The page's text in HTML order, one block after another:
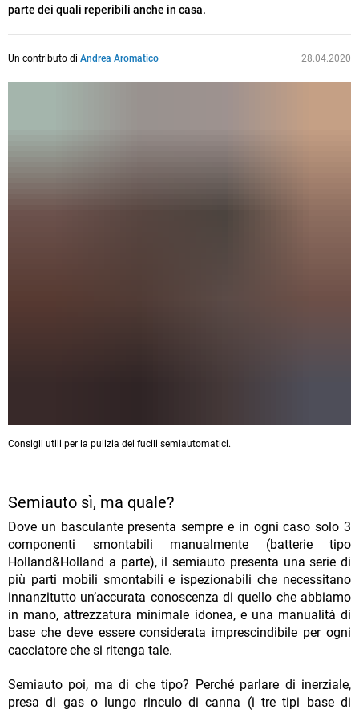
parte dei quali reperibili anche in casa.
Un contributo di Andrea Aromatico 28.04.2020
Consigli utili per la pulizia dei fucili semiautomatici.
Semiauto sì, ma quale?
Dove un basculante presenta sempre e in ogni caso solo 3
componenti smontabili manualmente (batterie tipo
Holland&Holland a parte), il semiauto presenta una serie di
più parti mobili smontabili e ispezionabili che necessitano
innanzitutto un’accurata conoscenza di quello che abbiamo
in mano, attrezzatura minimale idonea, e una manualità di
base che deve essere considerata imprescindibile per ogni
cacciatore che si ritenga tale.
Semiauto poi, ma di che tipo? Perché parlare di inerziale,
presa di gas o lungo rinculo di canna (i tre tipi base di